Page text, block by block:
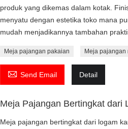
produk yang dikemas dalam kotak.
menyatu dengan estetika toko mana
mudah menjadikannya tambahan
Meja pajangan pakaian Meja pajangan
 Send Email Detail
Meja Pajangan Bertingkat dari
Meja pajangan bertingkat dari logam